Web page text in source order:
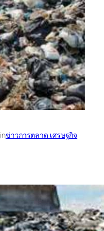
inข่าวการตลาด เศรษฐกิจ